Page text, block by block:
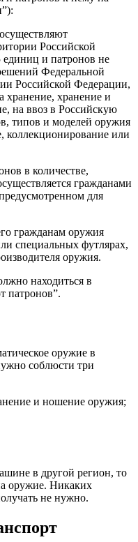
Российской
единиц и патронов не
Федеральной
Российской Федерации,
хранение, хранение и
на ввоз в Российскую
типов и моделей оружия
коллекционирование или
в количестве,
гражданами
для
гражданам оружия
специальных футлярах,
оружия.
находиться в
патронов”.
оружие в
соблюсти три
и ношение оружия;
в другой регион, то
оружие. Никаких
не нужно.